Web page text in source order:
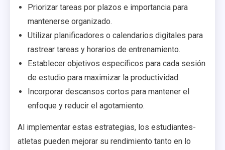
Priorizar tareas por plazos e importancia para
mantenerse organizado.
Utilizar planificadores o calendarios digitales para
rastrear tareas y horarios de entrenamiento.
Establecer objetivos específicos para cada sesión
de estudio para maximizar la productividad.
Incorporar descansos cortos para mantener el
enfoque y reducir el agotamiento.
Al implementar estas estrategias, los estudiantes-
atletas pueden mejorar su rendimiento tanto en lo